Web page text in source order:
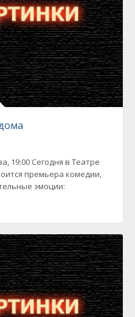
19:00 Сегодня в Театре
премьера комедии,
эмоции: